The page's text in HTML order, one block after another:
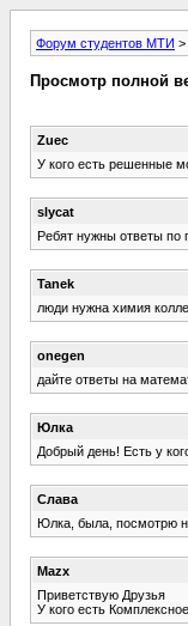
Форум студентов МТИ >
Просмотр полной
Zuec
У кого есть решенные
slycat
Ребят нужны ответы по
Tanek
люди нужна химия
onegen
дайте ответы на
Юлка
Добрый день! Есть у
Слава
Юлка, была, посмотрю
Mazx
Приветствую Друзья
У кого есть